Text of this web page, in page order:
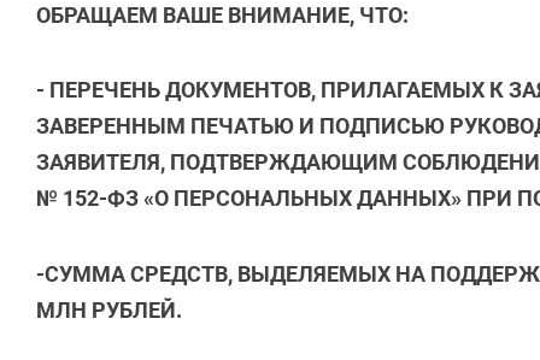
ОБРАЩАЕМ ВАШЕ ВНИМАНИЕ, ЧТО:
- ПЕРЕЧЕНЬ ДОКУМЕНТОВ, ПРИЛАГАЕМЫХ К
ЗАВЕРЕННЫМ ПЕЧАТЬЮ И ПОДПИСЬЮ
ЗАЯВИТЕЛЯ, ПОДТВЕРЖДАЮЩИМ
№ 152-ФЗ «О ПЕРСОНАЛЬНЫХ ДАННЫХ» ПРИ
-СУММА СРЕДСТВ, ВЫДЕЛЯЕМЫХ НА
МЛН РУБЛЕЙ.